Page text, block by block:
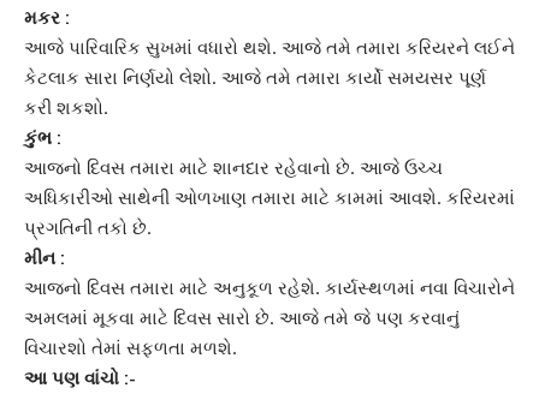
મકર :
આજે પારિવારિક સુખમાં વધારો થશે. આજે તમે તમારા કરિયરને લઈને
કેટલાક સારા નિર્ણયો લેશો. આજે તમે તમારા કાર્યો સમયસર પૂર્ણ
કરી શકશો.
કુંભ :
આજનો દિવસ તમારા માટે શાનદાર રહેવાનો છે. આજે ઉચ્ચ
અધિકારીઓ સાથેની ઓળખાણ તમારા માટે કામમાં આવશે. કરિયરમાં
પ્રગતિની તકો છે.
મીન :
આજનો દિવસ તમારા માટે અનુકૂળ રહેશે. કાર્યસ્થળમાં નવા વિચારોને
અમલમાં મૂકવા માટે દિવસ સારો છે. આજે તમે જે પણ કરવાનું
વિચારશો તેમાં સફળતા મળશે.
આ પણ વાંચો :-